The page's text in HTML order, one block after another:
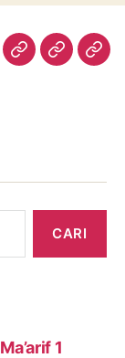
Kesiswaan
Data
1